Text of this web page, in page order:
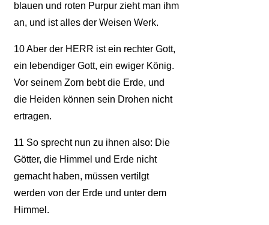
blauen und roten Purpur zieht man ihm
an, und ist alles der Weisen Werk.
10Aber der HERR ist ein rechter Gott,
ein lebendiger Gott, ein ewiger König.
Vor seinem Zorn bebt die Erde, und
die Heiden können sein Drohen nicht
ertragen.
11 So sprecht nun zu ihnen also: Die
Götter, die Himmel und Erde nicht
gemacht haben, müssen vertilgt
werden von der Erde und unter dem
Himmel.